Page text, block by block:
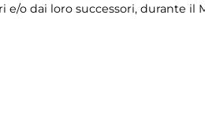
o dai loro successori, durante il